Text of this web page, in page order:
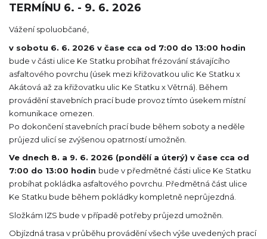
TERMÍNU 6. - 9. 6. 2026
Vážení spoluobčané,
v sobotu 6. 6. 2026 v čase cca od 7:00 do 13:00 hodin
bude v části ulice Ke Statku probíhat frézování stávajícího
asfaltového povrchu (úsek mezi křižovatkou ulic Ke Statku x
Akátová až za křižovatku ulic Ke Statku x Větrná). Během
provádění stavebních prací bude provoz tímto úsekem místní
komunikace omezen.
Po dokončení stavebních prací bude během soboty a neděle
průjezd ulicí se zvýšenou opatrností umožněn.
Ve dnech 8. a 9. 6. 2026 (pondělí a úterý) v čase cca od
7:00 do 13:00 hodin bude v předmětné části ulice Ke Statku
probíhat pokládka asfaltového povrchu. Předmětná část ulice
Ke Statku bude během pokládky kompletně neprůjezdná.
Složkám IZS bude v případě potřeby průjezd umožněn.
Objízdná trasa v průběhu provádění všech výše uvedených prací